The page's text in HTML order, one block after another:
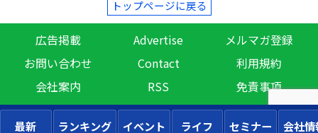
トップページに戻る
広告掲載 Advertise
メルマガ登録
お問い合わせ
Contact
利用規約
会社案内
RSS 免責事項
最新 ランキング イベント ライフ セミナー 会社